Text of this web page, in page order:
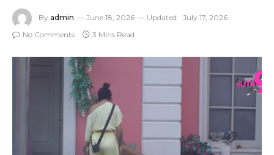
By admin June 18, 2026 Updated: July 17, 2026
No Comments
3 Mins Read